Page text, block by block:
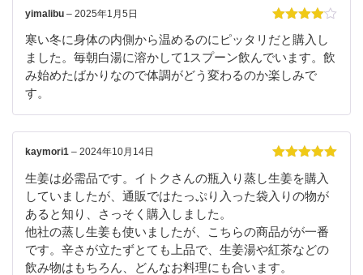
5段階中
の評価
yimalibu – 2025年1月5日
寒い冬に身体の内側から温めるのにピッタリだと購入し
ました。毎朝白湯に溶かして1スプーン飲んでいます。飲
み始めたばかりなので体調がどう変わるのか楽しみで
す。
評価
kaymori1 – 2024年10月14日
生姜は必需品です。イトクさんの瓶入り蒸し生姜を購入
していましたが、通販ではたっぷり入った袋入りの物が
あると知り、さっそく購入しました。
他社の蒸し生姜も使いましたが、こちらの商品がが一番
です。辛さが立たずとても上品で、生姜湯や紅茶などの
飲み物はもちろん、どんなお料理にも合います。